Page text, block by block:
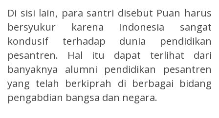
Di sisi lain, para santri disebut Puan harus
bersyukur karena Indonesia sangat
kondusif terhadap dunia pendidikan
pesantren. Hal itu dapat terlihat dari
banyaknya alumni pendidikan pesantren
yang telah berkiprah di berbagai bidang
pengabdian bangsa dan negara.